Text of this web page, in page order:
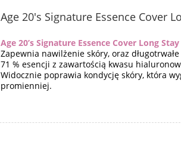
Age 20's Signature Essence Cover
Age 20’s Signature Essence Cover Long Stay
Zapewnia nawilżenie skóry, oraz
71 % esencji z zawartością kwasu
Widocznie poprawia kondycję skóry, która
promienniej.